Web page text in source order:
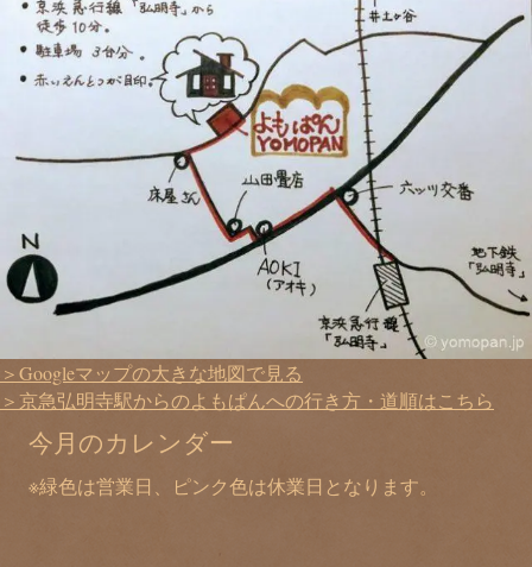
＞Googleマップの大きな地図で見る
＞京急弘明寺駅からのよもぱんへの行き方・道順はこちら
今月のカレンダー
※緑色は営業日、ピンク色は休業日となります。